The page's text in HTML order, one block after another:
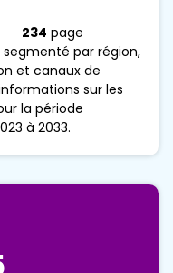
234 page
par région,
et canaux de
sur les
la période
à 2033.